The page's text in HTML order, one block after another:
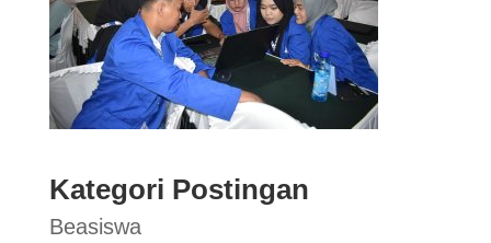
Kategori Postingan
Beasiswa